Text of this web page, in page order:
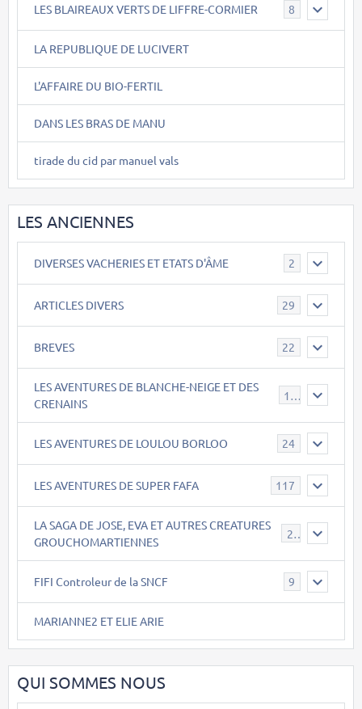
LES BLAIREAUX VERTS DE LIFFRE-CORMIER 8
LA REPUBLIQUE DE LUCIVERT
L'AFFAIRE DU BIO-FERTIL
DANS LES BRAS DE MANU
tirade du cid par manuel vals
LES ANCIENNES
DIVERSES VACHERIES ET ETATS D'ÂME 2
ARTICLES DIVERS 29
BREVES 22
LES AVENTURES DE BLANCHE-NEIGE ET DES
CRENAINS
LES AVENTURES DE LOULOU BORLOO 24
LES AVENTURES DE SUPER FAFA 117
LA SAGA DE JOSE, EVA ET AUTRES CREATURES
GROUCHOMARTIENNES
FIFI Controleur de la SNCF 9
MARIANNE2 ET ELIE ARIE
QUI SOMMES NOUS